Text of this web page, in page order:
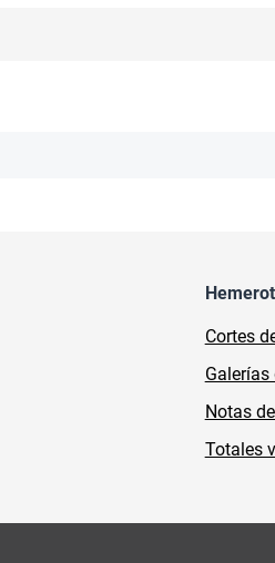
Cortes
Galerías
Notas
Totales